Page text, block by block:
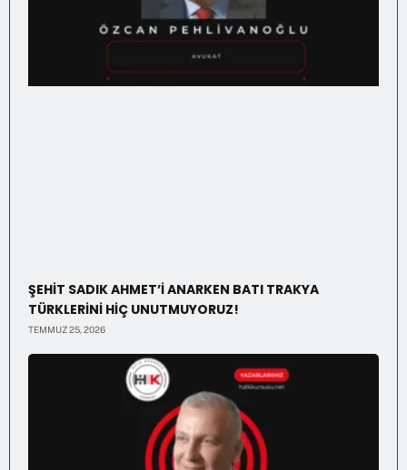
ŞEHİT SADIK AHMET’İ ANARKEN BATI TRAKYA
TÜRKLERİNİ HİÇ UNUTMUYORUZ!
TEMMUZ 25, 2026